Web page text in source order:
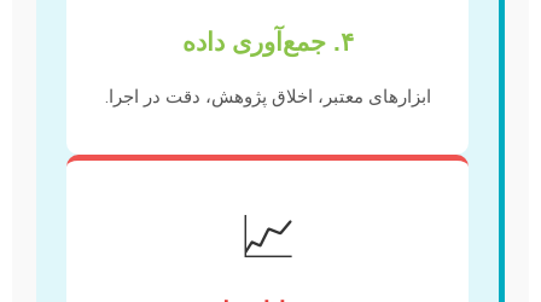
۴. جمع‌آوری داده
ابزارهای معتبر، اخلاق پژوهش، دقت در اجرا.
📈